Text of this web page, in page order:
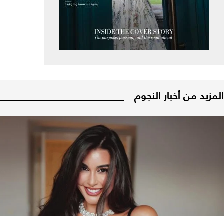
المزيد من أخبار النجوم